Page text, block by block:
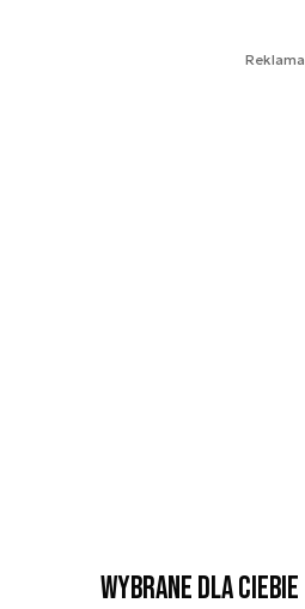
Reklama
Wybrane dla Ciebie